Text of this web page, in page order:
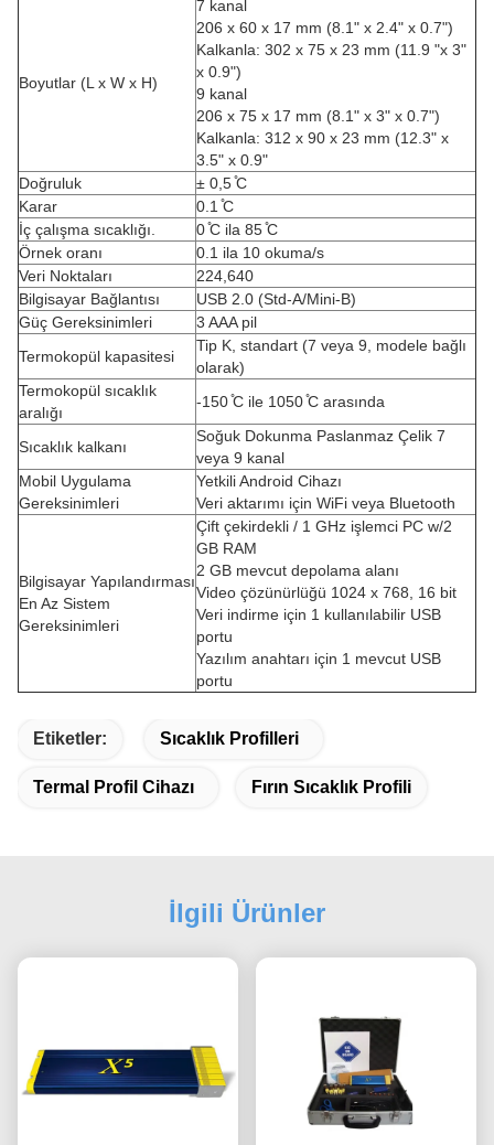
Boyutlar (L x W x H)
7 kanal
206 x 60 x 17 mm (8.1" x 2.4" x 0.7")
Kalkanla: 302 x 75 x 23 mm (11.9 "x 3"
x 0.9")
9 kanal
206 x 75 x 17 mm (8.1" x 3" x 0.7")
Kalkanla: 312 x 90 x 23 mm (12.3" x
3.5" x 0.9"
Doğruluk
± 0,5 ̊C
Karar
0.1 ̊C
İç çalışma sıcaklığı.
0 ̊C ila 85 ̊C
Örnek oranı
0.1 ila 10 okuma/s
Veri Noktaları
224,640
Bilgisayar Bağlantısı
USB 2.0 (Std-A/Mini-B)
Güç Gereksinimleri
3 AAA pil
Termokopül kapasitesi
Tip K, standart (7 veya 9, modele bağlı
olarak)
Termokopül sıcaklık
aralığı
-150 ̊C ile 1050 ̊C arasında
Sıcaklık kalkanı
Soğuk Dokunma Paslanmaz Çelik 7
veya 9 kanal
Mobil Uygulama
Gereksinimleri
Yetkili Android Cihazı
Veri aktarımı için WiFi veya Bluetooth
Bilgisayar Yapılandırması
En Az Sistem
Gereksinimleri
Çift çekirdekli / 1 GHz işlemci PC w/2
GB RAM
2 GB mevcut depolama alanı
Video çözünürlüğü 1024 x 768, 16 bit
Veri indirme için 1 kullanılabilir USB
portu
Yazılım anahtarı için 1 mevcut USB
portu
Etiketler: Sıcaklık Profilleri
Termal Profil Cihazı Fırın Sıcaklık Profili
İlgili Ürünler